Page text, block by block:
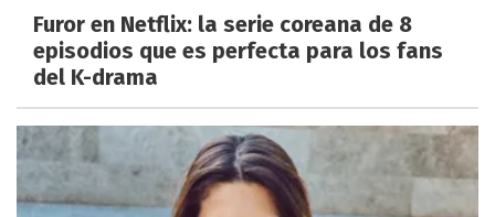
Furor en Netflix: la serie coreana de 8
episodios que es perfecta para los fans
del K-drama